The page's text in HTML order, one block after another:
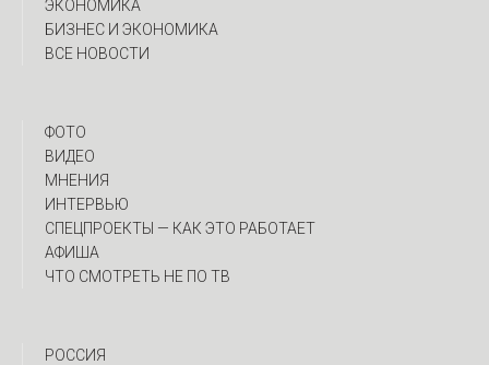
ЭКОНОМИКА
БИЗНЕС И ЭКОНОМИКА
ВСЕ НОВОСТИ
ФОТО
ВИДЕО
МНЕНИЯ
ИНТЕРВЬЮ
CПЕЦПРОЕКТЫ — КАК ЭТО РАБОТАЕТ
АФИША
ЧТО СМОТРЕТЬ НЕ ПО ТВ
РОССИЯ